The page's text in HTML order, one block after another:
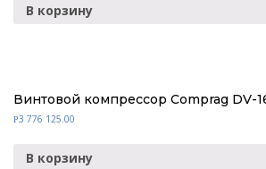
В корзину
Винтовой компрессор Comprag DV-
Р3 776 125.00
В корзину